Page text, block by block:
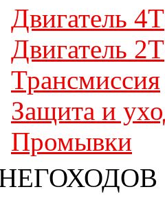
Двигатель 4T
Двигатель 2T
Трансмиссия
Защита и
Промывки